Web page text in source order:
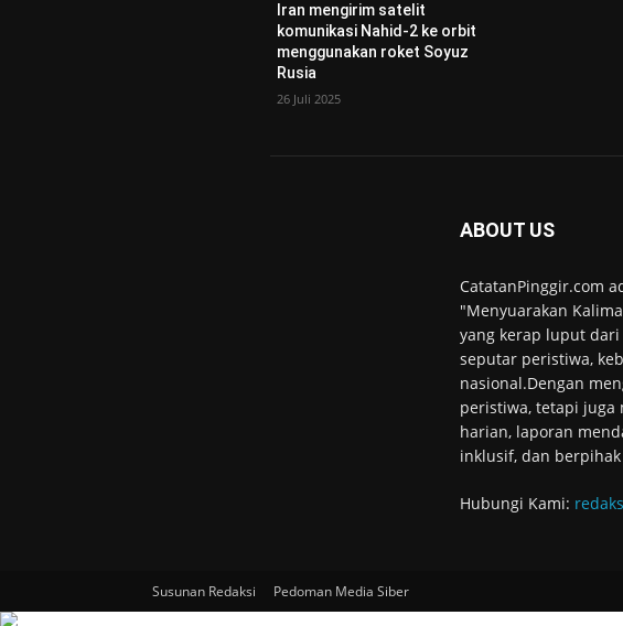
Iran mengirim satelit
komunikasi Nahid-2 ke orbit
menggunakan roket Soyuz
Rusia
26 Juli 2025
ABOUT US
CatatanPinggir.com
"Menyuarakan
yang kerap luput
seputar peristiwa,
nasional.Dengan
peristiwa, tetapi juga
harian, laporan
inklusif, dan
Hubungi Kami:
Susunan Redaksi Pedoman Media Siber